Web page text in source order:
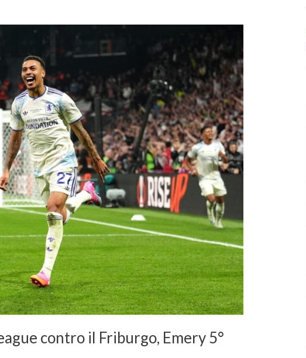
contro il Friburgo, Emery 5°